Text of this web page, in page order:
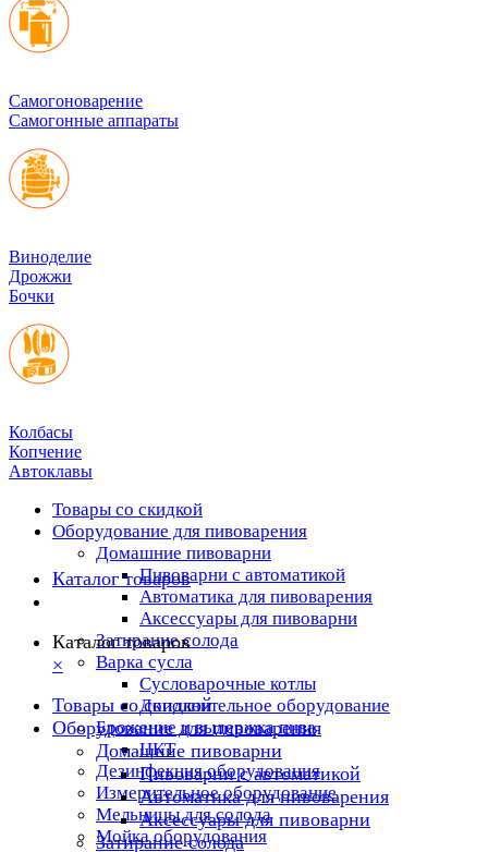
Cамогоноварение
Самогонные аппараты
Виноделие
Дрожжи
Бочки
Колбасы
Копчение
Автоклавы
Товары со скидкой
Оборудование для пивоварения
Домашние пивоварни
Пивоварни с автоматикой
Автоматика для пивоварения
Аксессуары для пивоварни
Затирание солода
Варка сусла
Cусловарочные котлы
Дополнительное оборудование
Брожение и выдержка пива
ЦКТ
Дезинфекция оборудования
Измерительное оборудование
Мельницы для солода
Мойка оборудования
Каталог товаров
Каталог товаров
×
Товары со скидкой
Оборудование для пивоварения
Домашние пивоварни
Пивоварни с автоматикой
Автоматика для пивоварения
Аксессуары для пивоварни
Затирание солода